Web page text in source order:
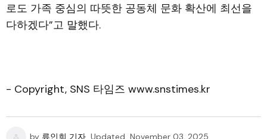
로도 가족 중심의 따뜻한 공동체 문화 확산에 최선을
다하겠다”고 말했다.
- Copyright, SNS 타임즈 www.snstimes.kr
by 류인희 기자 Updated November 03, 2025